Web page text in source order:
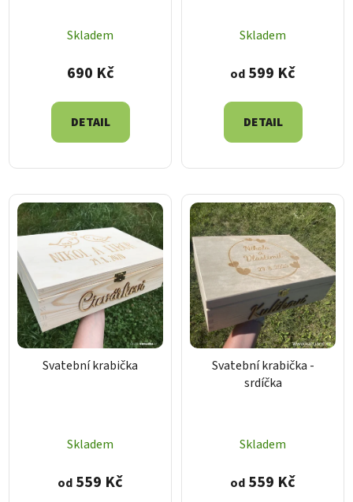
Skladem
690 Kč
DETAIL
Skladem
od 599 Kč
DETAIL
Svatební krabička
Skladem
od 559 Kč
Svatební krabička -
srdíčka
Skladem
od 559 Kč